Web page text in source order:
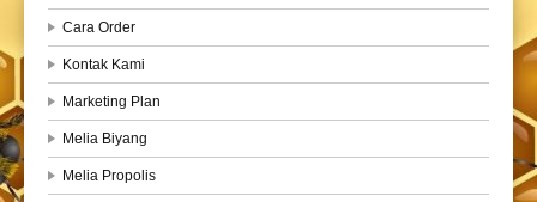
Cara Order
Kontak Kami
Marketing Plan
Melia Biyang
Melia Propolis